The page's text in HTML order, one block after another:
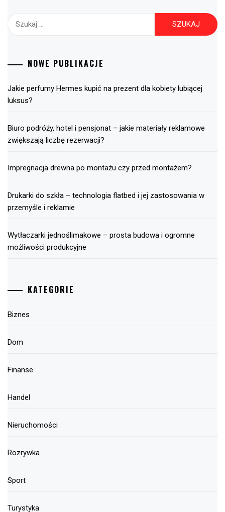
Szukaj:
NOWE PUBLIKACJE
Jakie perfumy Hermes kupić na prezent dla kobiety lubiącej
luksus?
Biuro podróży, hotel i pensjonat – jakie materiały reklamowe
zwiększają liczbę rezerwacji?
Impregnacja drewna po montażu czy przed montażem?
Drukarki do szkła – technologia flatbed i jej zastosowania w
przemyśle i reklamie
Wytłaczarki jednoślimakowe – prosta budowa i ogromne
możliwości produkcyjne
KATEGORIE
Biznes
Dom
Finanse
Handel
Nieruchomości
Rozrywka
Sport
Turystyka